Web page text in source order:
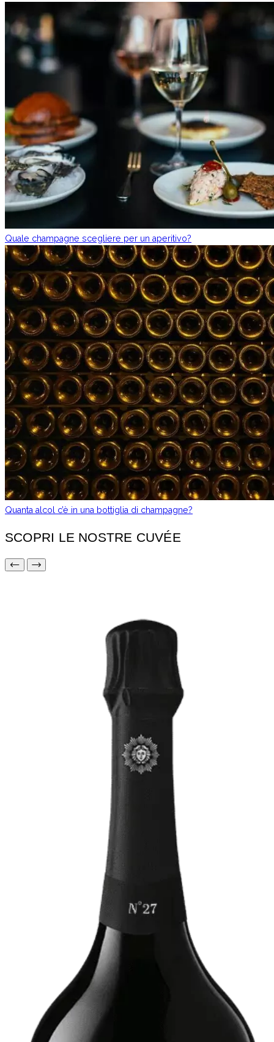
Quale champagne scegliere per un aperitivo?
Quanta alcol c’è in una bottiglia di champagne?
SCOPRI LE NOSTRE CUVÉE